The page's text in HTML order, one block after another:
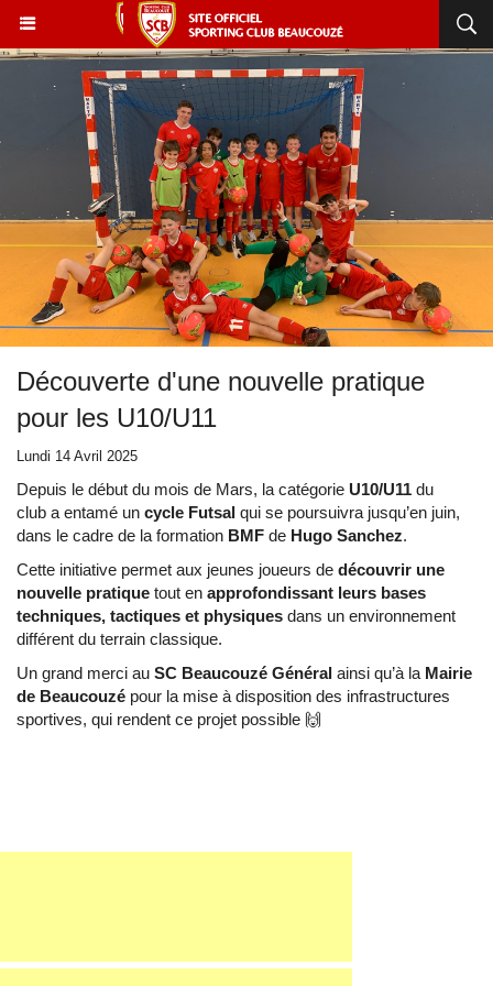
Découverte d'une nouvelle pratique
pour les U10/U11
Lundi 14 Avril 2025
Depuis le début du mois de Mars, la catégorie U10/U11 du
club a entamé un cycle Futsal qui se poursuivra jusqu’en juin,
dans le cadre de la formation BMF de Hugo Sanchez.
Cette initiative permet aux jeunes joueurs de découvrir une
nouvelle pratique tout en approfondissant leurs bases
techniques, tactiques et physiques dans un environnement
différent du terrain classique.
Un grand merci au SC Beaucouzé Général ainsi qu’à la Mairie
de Beaucouzé pour la mise à disposition des infrastructures
sportives, qui rendent ce projet possible 🙌